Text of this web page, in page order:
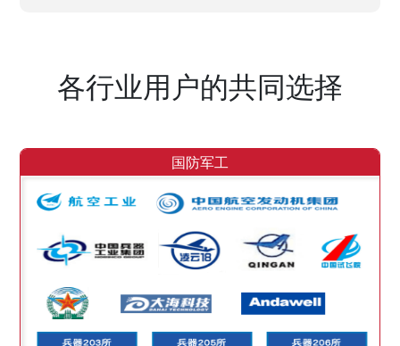
各行业用户的共同选择
国防军工